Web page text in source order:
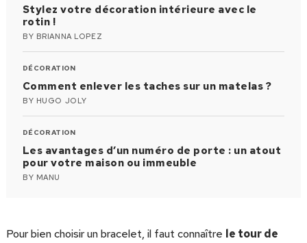
Stylez votre décoration intérieure avec le
rotin !
BY BRIANNA LOPEZ
DÉCORATION
Comment enlever les taches sur un matelas ?
BY HUGO JOLY
DÉCORATION
Les avantages d’un numéro de porte : un atout
pour votre maison ou immeuble
BY MANU
Pour bien choisir un bracelet, il faut connaître le tour de